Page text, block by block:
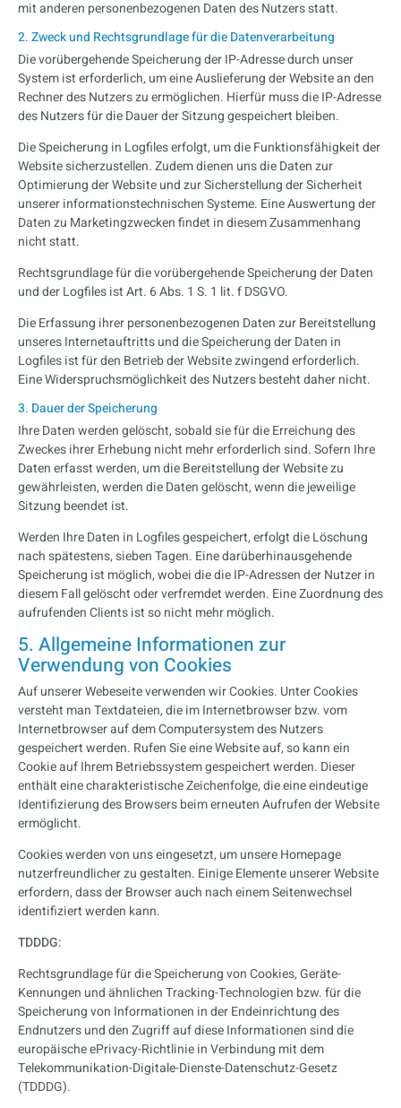
mit anderen personenbezogenen Daten des Nutzers statt.
2. Zweck und Rechtsgrundlage für die Datenverarbeitung
Die vorübergehende Speicherung der IP-Adresse durch unser
System ist erforderlich, um eine Auslieferung der Website an den
Rechner des Nutzers zu ermöglichen. Hierfür muss die IP-Adresse
des Nutzers für die Dauer der Sitzung gespeichert bleiben.
Die Speicherung in Logfiles erfolgt, um die Funktionsfähigkeit der
Website sicherzustellen. Zudem dienen uns die Daten zur
Optimierung der Website und zur Sicherstellung der Sicherheit
unserer informationstechnischen Systeme. Eine Auswertung der
Daten zu Marketingzwecken findet in diesem Zusammenhang
nicht statt.
Rechtsgrundlage für die vorübergehende Speicherung der Daten
und der Logfiles ist Art. 6 Abs. 1 S. 1 lit. f DSGVO.
Die Erfassung ihrer personenbezogenen Daten zur Bereitstellung
unseres Internetauftritts und die Speicherung der Daten in
Logfiles ist für den Betrieb der Website zwingend erforderlich.
Eine Widerspruchsmöglichkeit des Nutzers besteht daher nicht.
3. Dauer der Speicherung
Ihre Daten werden gelöscht, sobald sie für die Erreichung des
Zweckes ihrer Erhebung nicht mehr erforderlich sind. Sofern Ihre
Daten erfasst werden, um die Bereitstellung der Website zu
gewährleisten, werden die Daten gelöscht, wenn die jeweilige
Sitzung beendet ist.
Werden Ihre Daten in Logfiles gespeichert, erfolgt die Löschung
nach spätestens, sieben Tagen. Eine darüberhinausgehende
Speicherung ist möglich, wobei die die IP-Adressen der Nutzer in
diesem Fall gelöscht oder verfremdet werden. Eine Zuordnung des
aufrufenden Clients ist so nicht mehr möglich.
5. Allgemeine Informationen zur
Verwendung von Cookies
Auf unserer Webeseite verwenden wir Cookies. Unter Cookies
versteht man Textdateien, die im Internetbrowser bzw. vom
Internetbrowser auf dem Computersystem des Nutzers
gespeichert werden. Rufen Sie eine Website auf, so kann ein
Cookie auf Ihrem Betriebssystem gespeichert werden. Dieser
enthält eine charakteristische Zeichenfolge, die eine eindeutige
Identifizierung des Browsers beim erneuten Aufrufen der Website
ermöglicht.
Cookies werden von uns eingesetzt, um unsere Homepage
nutzerfreundlicher zu gestalten. Einige Elemente unserer Website
erfordern, dass der Browser auch nach einem Seitenwechsel
identifiziert werden kann.
TDDDG:
Rechtsgrundlage für die Speicherung von Cookies, Geräte-
Kennungen und ähnlichen Tracking-Technologien bzw. für die
Speicherung von Informationen in der Endeinrichtung des
Endnutzers und den Zugriff auf diese Informationen sind die
europäische ePrivacy-Richtlinie in Verbindung mit dem
Telekommunikation-Digitale-Dienste-Datenschutz-Gesetz
(TDDDG).